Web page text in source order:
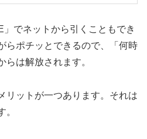
でネットから引くこともでき
らポチッとできるので、「何時
らは解放されます。
リットが一つあります。それは
。